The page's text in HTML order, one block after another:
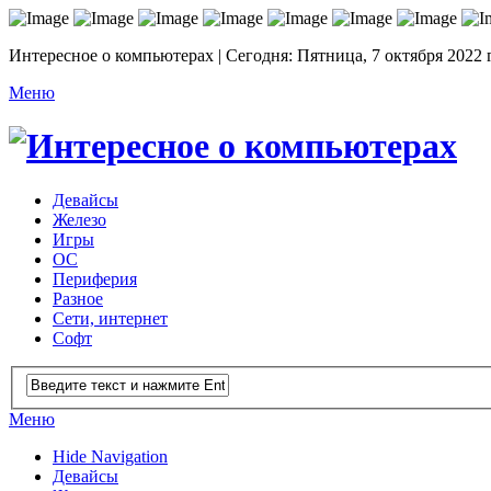
Интересное о компьютерах | Сегодня: Пятница, 7 октября 2022
Меню
Девайсы
Железо
Игры
ОС
Периферия
Разное
Сети, интернет
Софт
Меню
Hide Navigation
Девайсы